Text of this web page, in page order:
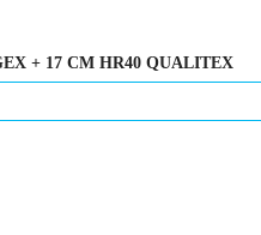
+ 17 CM HR40 QUALITEX